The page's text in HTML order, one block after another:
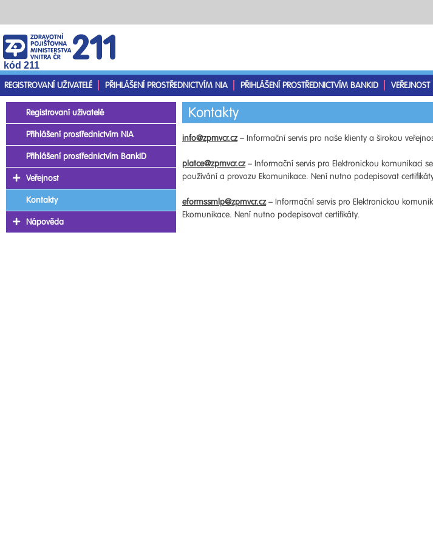
kód 211
REGISTROVANÍ UŽIVATELÉ
PŘIHLÁŠENÍ PROSTŘEDNICTVÍM NIA PŘIHLÁŠENÍ PROSTŘEDNICTVÍM BANKID VEŘEJNOST
Kontakty
info@zpmvcr.cz– Informační servis pro naše klienty a širokou
platce@zpmvcr.cz– Informační servis pro Elektronickou komunikaci
používání a provozu Ekomunikace. Není nutno podepisovat
eformssmlp@zpmvcr.cz– Informační servis pro Elektronickou
Ekomunikace. Není nutno podepisovat certifikáty.
Registrovaní uživatelé
Přihlášení prostřednictvím NIA
Přihlášení prostřednictvím BankID
Veřejnost
Kontakty
Nápověda